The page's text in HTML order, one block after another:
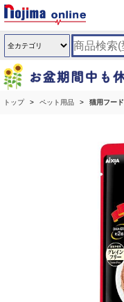
トップ ペット用品 猫用フード